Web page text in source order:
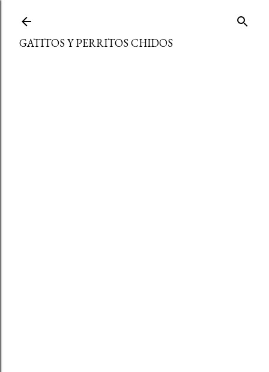
GATITOS Y PERRITOS CHIDOS